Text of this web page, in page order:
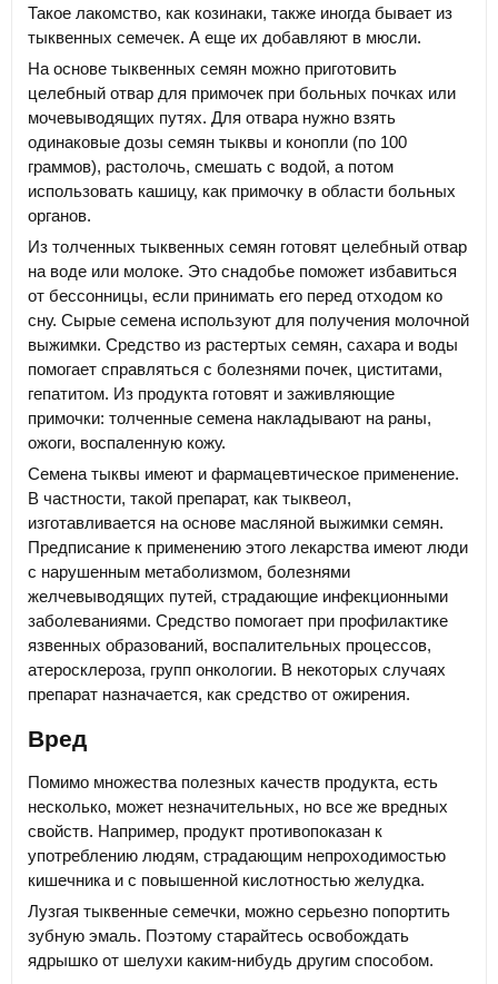
Такое лакомство, как козинаки, также иногда бывает из
тыквенных семечек. А еще их добавляют в мюсли.
На основе тыквенных семян можно приготовить
целебный отвар для примочек при больных почках или
мочевыводящих путях. Для отвара нужно взять
одинаковые дозы семян тыквы и конопли (по 100
граммов), растолочь, смешать с водой, а потом
использовать кашицу, как примочку в области больных
органов.
Из толченных тыквенных семян готовят целебный отвар
на воде или молоке. Это снадобье поможет избавиться
от бессонницы, если принимать его перед отходом ко
сну. Сырые семена используют для получения молочной
выжимки. Средство из растертых семян, сахара и воды
помогает справляться с болезнями почек, циститами,
гепатитом. Из продукта готовят и заживляющие
примочки: толченные семена накладывают на раны,
ожоги, воспаленную кожу.
Семена тыквы имеют и фармацевтическое применение.
В частности, такой препарат, как тыквеол,
изготавливается на основе масляной выжимки семян.
Предписание к применению этого лекарства имеют люди
с нарушенным метаболизмом, болезнями
желчевыводящих путей, страдающие инфекционными
заболеваниями. Средство помогает при профилактике
язвенных образований, воспалительных процессов,
атеросклероза, групп онкологии. В некоторых случаях
препарат назначается, как средство от ожирения.
Вред
Помимо множества полезных качеств продукта, есть
несколько, может незначительных, но все же вредных
свойств. Например, продукт противопоказан к
употреблению людям, страдающим непроходимостью
кишечника и с повышенной кислотностью желудка.
Лузгая тыквенные семечки, можно серьезно попортить
зубную эмаль. Поэтому старайтесь освобождать
ядрышко от шелухи каким-нибудь другим способом.